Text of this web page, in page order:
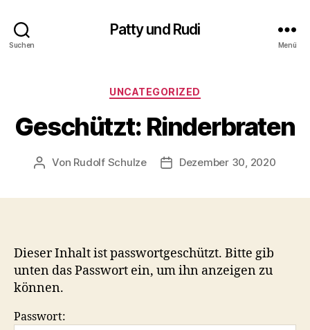
Suchen
Patty und Rudi
Menü
Kategorien
UNCATEGORIZED
Geschützt: Rinderbraten
Beitragsautor
Von Rudolf Schulze Beitragsdatum
Dezember 30, 2020
Dieser Inhalt ist passwortgeschützt. Bitte gib
unten das Passwort ein, um ihn anzeigen zu
können.
Passwort: